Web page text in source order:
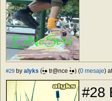
#29 by alyks (•̪̀● tr@nce •̪̀●) (0 mesaje)
#28